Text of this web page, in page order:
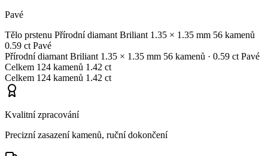
Pavé
Tělo prstenu Přírodní diamant Briliant 1.35 × 1.35 mm 56 kamenů
0.59 ct Pavé
Přírodní diamant Briliant 1.35 × 1.35 mm 56 kamenů · 0.59 ct Pavé
Celkem 124 kamenů 1.42 ct
Celkem 124 kamenů 1.42 ct
Kvalitní zpracování
Precizní zasazení kamenů, ruční dokončení